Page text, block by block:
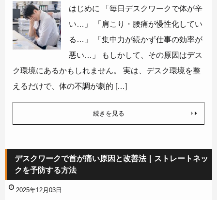
はじめに 「毎日デスクワークで体が辛
い…」 「肩こり・腰痛が慢性化してい
る…」 「集中力が続かず仕事の効率が
悪い…」 もしかして、その原因はデス
ク環境にあるかもしれません。 実は、デスク環境を整
えるだけで、体の不調が劇的 […]
続きを見る
デスクワークで首が痛い原因と改善法｜ストレートネッ
クを予防する方法
2025年12月03日